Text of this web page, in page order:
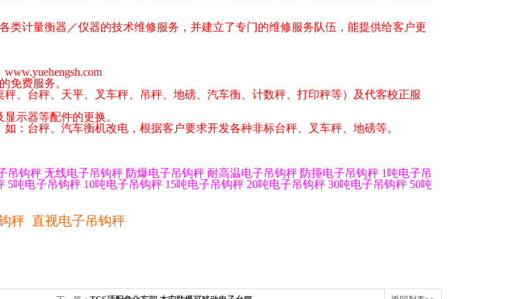
计量衡器／仪器的技术维修服务，并建立了专门的维修服务队伍，能提供给客户更
www.yuehengsh.com
免费服务。
秤、台秤、天平、叉车秤、吊秤、地磅、汽车衡、计数秤、打印秤等）及代客校正服
示器等配件的更换。
如：台秤、汽车衡机改电，根据客户要求开发各种非标台秤、叉车秤、地磅等。
吊钩秤 无线电子吊钩秤 防爆电子吊钩秤 耐高温电子吊钩秤 防撞电子吊钩秤 1 吨电子吊
5吨电子吊钩秤 10吨电子吊钩秤 15吨电子吊钩秤 20吨电子吊钩秤 30吨电子吊钩秤 50吨
秤 直视电子吊钩秤